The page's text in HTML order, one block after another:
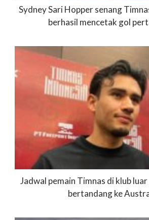
Sydney Sari Hopper senang
berhasil mencetak gol
Jadwal pemain Timnas di klub
bertandang ke